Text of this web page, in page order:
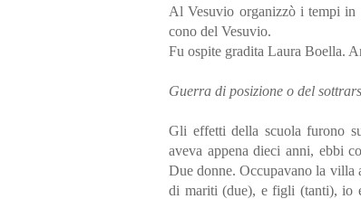
Al Vesuvio organizzò i tempi in
cono del Vesuvio.
Fu ospite gradita Laura Boella.
Guerra di posizione o del
Gli effetti della scuola furono
aveva appena dieci anni, ebbi
Due donne. Occupavano la villa
di mariti (due), e figli (tanti), io